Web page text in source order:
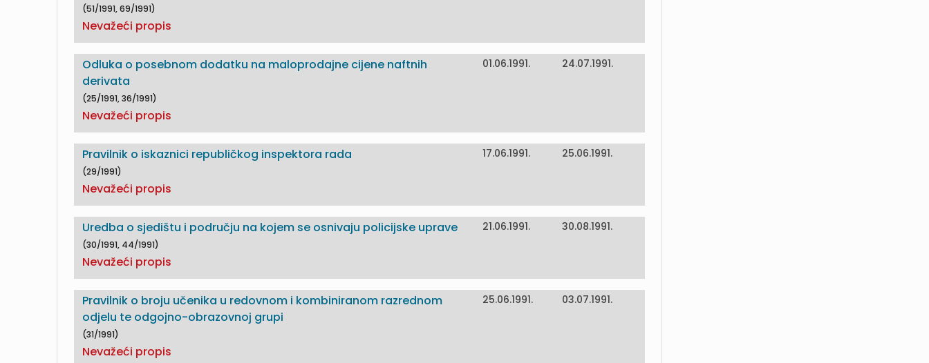
(51/1991, 69/1991)
Nevažeći propis
Odluka o posebnom dodatku na maloprodajne cijene naftnih
derivata
(25/1991, 36/1991)
Nevažeći propis
01.06.1991. 24.07.1991.
Pravilnik o iskaznici republičkog inspektora rada
(29/1991)
Nevažeći propis
17.06.1991. 25.06.1991.
Uredba o sjedištu i području na kojem se osnivaju policijske uprave
(30/1991, 44/1991)
Nevažeći propis
21.06.1991. 30.08.1991.
Pravilnik o broju učenika u redovnom i kombiniranom razrednom
odjelu te odgojno-obrazovnoj grupi
(31/1991)
Nevažeći propis
25.06.1991. 03.07.1991.